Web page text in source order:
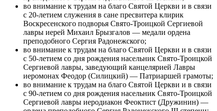
во внимание к трудам на благо Святой Церкви и в связи
с 20-летием служения в сане пресвитера клирик
Воскресенского подворья Свято-Троицкой Сергиевой
лавры иерей Михаил Брызгалов — медали ордена
преподобного Сергия Радонежского;
во внимание к трудам на благо Святой Церкви и в связи
с 50-летием со дня рождения насельник Свято-Троицкой
Сергиевой лавры, заведующий канцелярией Лавры
иеромонах Феодор (Силицкий) — Патриаршей грамоты;
во внимание к трудам на благо Святой Церкви и в связи
с 90-летием со дня рождения насельник Свято-Троицкой
Сергиевой лавры иеродиакон Феоктист (Дружинин) —